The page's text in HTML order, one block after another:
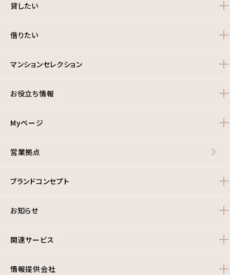
貸したい
借りたい
マンションセレクション
お役立ち情報
Myページ
営業拠点
ブランドコンセプト
お知らせ
関連サービス
情報提供会社